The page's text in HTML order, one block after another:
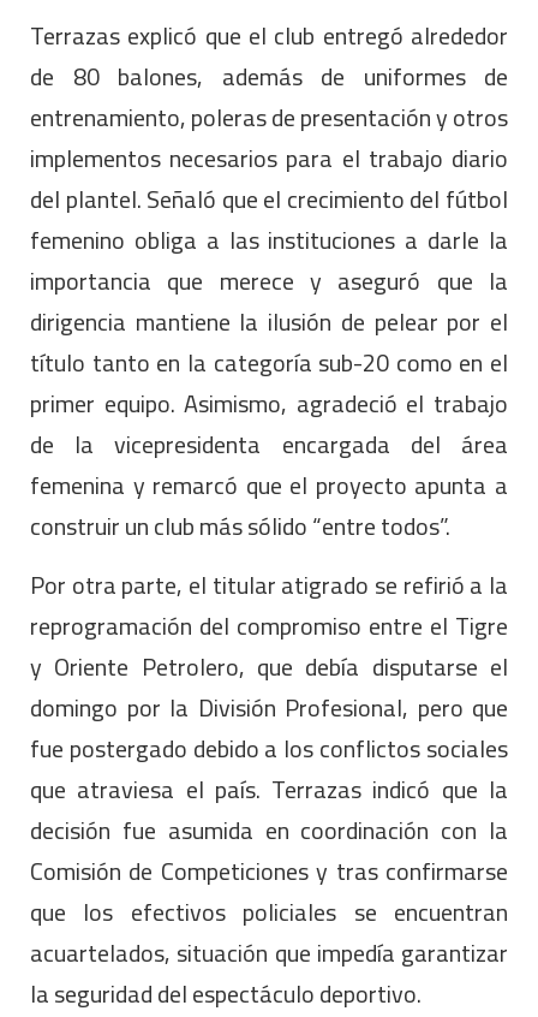
Terrazas explicó que el club entregó alrededor
de 80 balones, además de uniformes de
entrenamiento, poleras de presentación y otros
implementos necesarios para el trabajo diario
del plantel. Señaló que el crecimiento del fútbol
femenino obliga a las instituciones a darle la
importancia que merece y aseguró que la
dirigencia mantiene la ilusión de pelear por el
título tanto en la categoría sub-20 como en el
primer equipo. Asimismo, agradeció el trabajo
de la vicepresidenta encargada del área
femenina y remarcó que el proyecto apunta a
construir un club más sólido “entre todos”.
Por otra parte, el titular atigrado se refirió a la
reprogramación del compromiso entre el Tigre
y Oriente Petrolero, que debía disputarse el
domingo por la División Profesional, pero que
fue postergado debido a los conflictos sociales
que atraviesa el país. Terrazas indicó que la
decisión fue asumida en coordinación con la
Comisión de Competiciones y tras confirmarse
que los efectivos policiales se encuentran
acuartelados, situación que impedía garantizar
la seguridad del espectáculo deportivo.